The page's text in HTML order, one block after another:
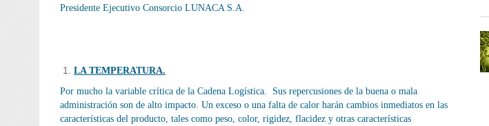
Presidente Ejecutivo Consorcio LUNACA S.A.
LA TEMPERATURA.
Por mucho la variable crítica de la Cadena Logística. Sus repercusiones de la buena o mala
administración son de alto impacto. Un exceso o una falta de calor harán cambios inmediatos en las
características del producto, tales como peso, color, rigidez, flacidez y otras características